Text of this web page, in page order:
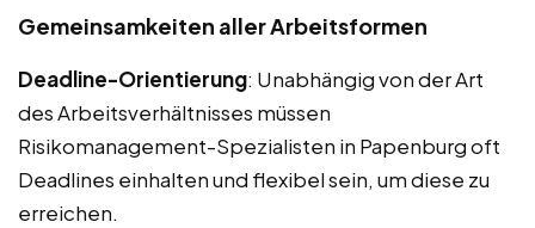
Gemeinsamkeiten aller Arbeitsformen
Deadline-Orientierung: Unabhängig von der Art
des Arbeitsverhältnisses müssen
Risikomanagement-Spezialisten in Papenburg oft
Deadlines einhalten und flexibel sein, um diese zu
erreichen.